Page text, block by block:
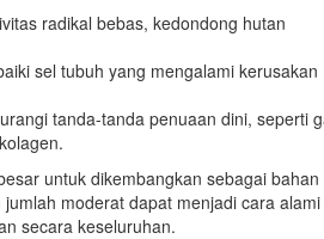
radikal bebas, kedondong hutan
sel tubuh yang mengalami kerusakan
tanda-tanda penuaan dini, seperti
untuk dikembangkan sebagai bahan
moderat dapat menjadi cara alami
secara keseluruhan.